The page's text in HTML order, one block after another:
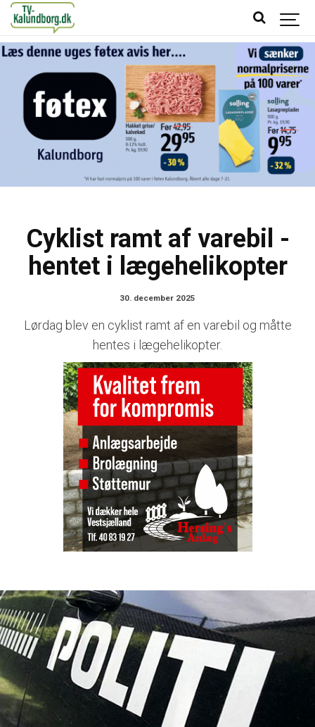
Cyklist ramt af varebil -
hentet i lægehelikopter
30. december 2025
Lørdag blev en cyklist ramt af en varebil og måtte
hentes i lægehelikopter.